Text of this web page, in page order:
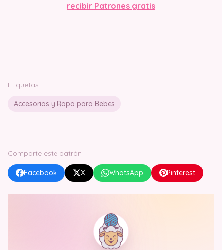
recibir Patrones gratis
Etiquetas
Accesorios y Ropa para Bebes
Comparte este patrón
Facebook X WhatsApp Pinterest